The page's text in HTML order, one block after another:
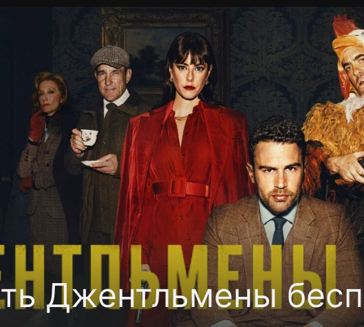
Джентльмены
Политика конфиденциальности Открыть приложение